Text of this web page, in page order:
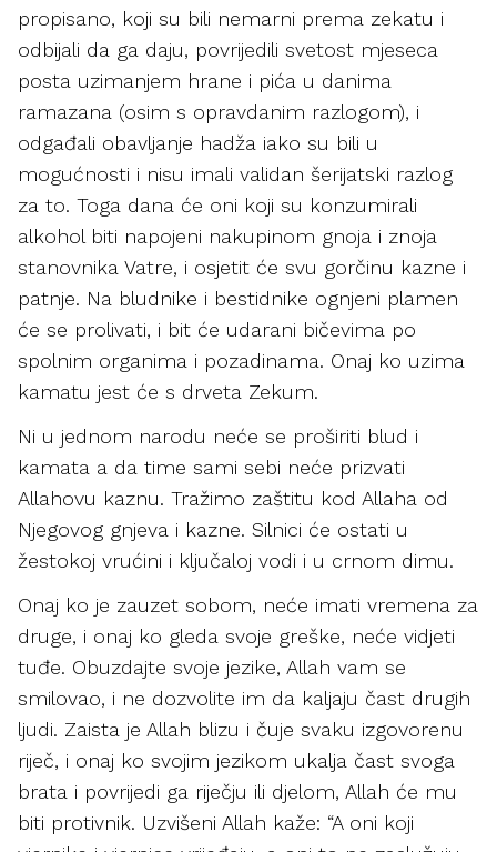
propisano, koji su bili nemarni prema zekatu i
odbijali da ga daju, povrijedili svetost mjeseca
posta uzimanjem hrane i pića u danima
ramazana (osim s opravdanim razlogom), i
odgađali obavljanje hadža iako su bili u
mogućnosti i nisu imali validan šerijatski razlog
za to. Toga dana će oni koji su konzumirali
alkohol biti napojeni nakupinom gnoja i znoja
stanovnika Vatre, i osjetit će svu gorčinu kazne i
patnje. Na bludnike i bestidnike ognjeni plamen
će se prolivati, i bit će udarani bičevima po
spolnim organima i pozadinama. Onaj ko uzima
kamatu jest će s drveta Zekum.
Ni u jednom narodu neće se proširiti blud i
kamata a da time sami sebi neće prizvati
Allahovu kaznu. Tražimo zaštitu kod Allaha od
Njegovog gnjeva i kazne. Silnici će ostati u
žestokoj vrućini i ključaloj vodi i u crnom dimu.
Onaj ko je zauzet sobom, neće imati vremena za
druge, i onaj ko gleda svoje greške, neće vidjeti
tuđe. Obuzdajte svoje jezike, Allah vam se
smilovao, i ne dozvolite im da kaljaju čast drugih
ljudi. Zaista je Allah blizu i čuje svaku izgovorenu
riječ, i onaj ko svojim jezikom ukalja čast svoga
brata i povrijedi ga riječju ili djelom, Allah će mu
biti protivnik. Uzvišeni Allah kaže: “A oni koji